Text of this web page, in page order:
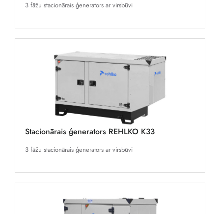
3 fāžu stacionārais ģenerators ar virsbūvi
Stacionārais ģenerators REHLKO K33
3 fāžu stacionārais ģenerators ar virsbūvi